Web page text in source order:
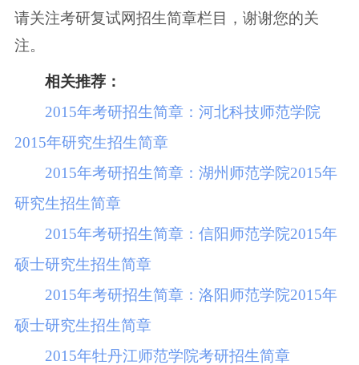
请关注考研复试网招生简章栏目，谢谢您的关
注。
相关推荐：
2015年考研招生简章：河北科技师范学院
2015年研究生招生简章
2015年考研招生简章：湖州师范学院2015年
研究生招生简章
2015年考研招生简章：信阳师范学院2015年
硕士研究生招生简章
2015年考研招生简章：洛阳师范学院2015年
硕士研究生招生简章
2015年牡丹江师范学院考研招生简章